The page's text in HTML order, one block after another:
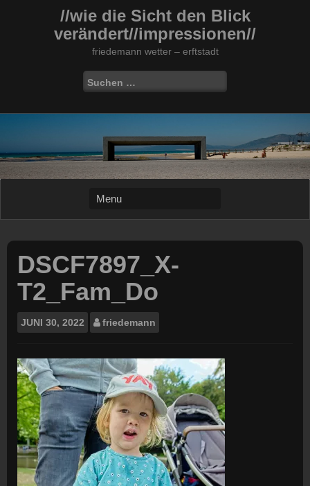
//wie die Sicht den Blick
verändert//impressionen//
friedemann wetter – erftstadt
Suchen
nach:
DSCF7897_X-
T2_Fam_Do
JUNI 30, 2022 friedemann